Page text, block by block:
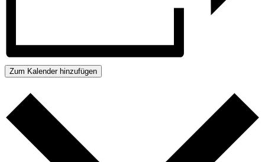
Zum Kalender hinzufügen